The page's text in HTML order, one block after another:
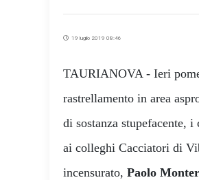
19 luglio 2019 08:46
TAURIANOVA - Ieri
rastrellamento in area
di sostanza stupefacente,
ai colleghi Cacciatori di
incensurato, Paolo